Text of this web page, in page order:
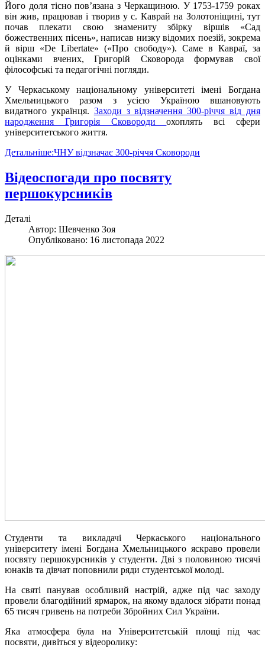
Його доля тісно пов’язана з Черкащиною. У 1753-1759 роках
він жив, працював і творив у с. Каврай на Золотоніщині, тут
почав плекати свою знамениту збірку віршів «Сад
божественних пісень», написав низку відомих поезій, зокрема
й вірш «De Libertate» («Про свободу»). Саме в Кавраї, за
оцінками вчених, Григорій Сковорода формував свої
філософські та педагогічні погляди.
У Черкаському національному університеті імені Богдана
Хмельницького разом з усією Україною вшановують
видатного українця. Заходи з відзначення 300-річчя від дня
народження Григорія Сковородиохоплять всі сфери
університетського життя.
Детальніше:ЧНУ відзначає 300-річчя Сковороди
Відеоспогади про посвяту
першокурсників
Деталі
Автор: Шевченко Зоя
Опубліковано: 16 листопада 2022
Студенти та викладачі Черкаського національного
університету імені Богдана Хмельницького яскраво провели
посвяту першокурсників у студенти. Дві з половиною тисячі
юнаків та дівчат поповнили ряди студентської молоді.
На святі панував особливий настрій, адже під час заходу
провели благодійний ярмарок, на якому вдалося зібрати понад
65 тисяч гривень на потреби Збройних Сил України.
Яка атмосфера була на Університетській площі під час
посвяти, дивіться у відеоролику: